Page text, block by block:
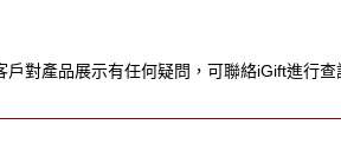
對產品展示有任何疑問，可聯絡iGift進行